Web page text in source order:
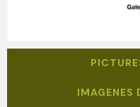
IMAGENES